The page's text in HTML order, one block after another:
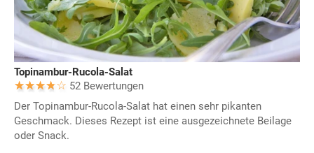
Topinambur-Rucola-Salat
52 Bewertungen
Der Topinambur-Rucola-Salat hat einen sehr pikanten
Geschmack. Dieses Rezept ist eine ausgezeichnete Beilage
oder Snack.